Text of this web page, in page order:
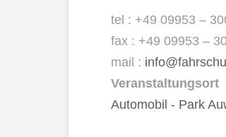
tel : +49 09953 –
fax : +49 09953 –
mail :
Veranstaltungsort
Automobil - Park